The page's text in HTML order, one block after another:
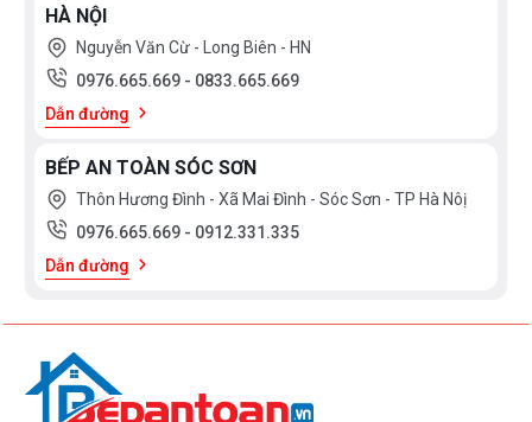
HÀ NỘI
Nguyễn Văn Cừ - Long Biên - HN
0976.665.669 - 0833.665.669
Dẫn đường
BẾP AN TOÀN SÓC SƠN
Thôn Hương Đình - Xã Mai Đình - Sóc Sơn - TP Hà Nôị
0976.665.669 - 0912.331.335
Dẫn đường